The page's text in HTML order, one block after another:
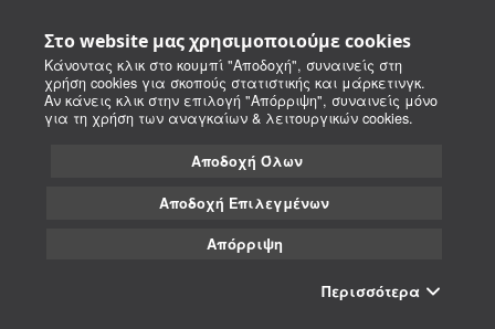
Στο website μας χρησιμοποιούμε cookies
Κάνοντας κλικ στο κουμπί "Αποδοχή", συναινείς στη
χρήση cookies για σκοπούς στατιστικής και μάρκετινγκ.
Αν κάνεις κλικ στην επιλογή "Απόρριψη", συναινείς μόνο
για τη χρήση των αναγκαίων & λειτουργικών cookies.
Αποδοχή Όλων
Αποδοχή Επιλεγμένων
Απόρριψη
Περισσότερα